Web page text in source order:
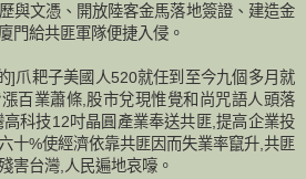
與文憑、開放陸客金馬落地簽證、建造金
門給共匪軍隊便捷入侵。
]爪耙子美國人520就任到至今九個多月就
百業蕭條,股市兌現惟覺和尚咒語人頭落
科技12吋晶圓產業奉送共匪,提高企業投
十%使經濟依靠共匪因而失業率竄升,共匪
害台灣,人民遍地哀嚎。